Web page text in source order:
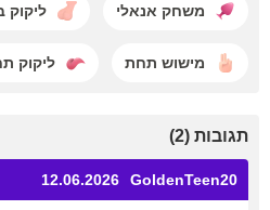
משחק אנאלי ליקוק
מישוש תחת ליקוק
תגובות (2)
GoldenTeen20
12.06.2026